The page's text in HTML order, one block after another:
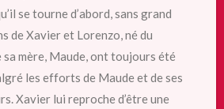
se tourne d’abord, sans grand
de Xavier et Lorenzo, né du
sa mère, Maude, ont toujours été
les efforts de Maude et de ses
Xavier lui reproche d’être une